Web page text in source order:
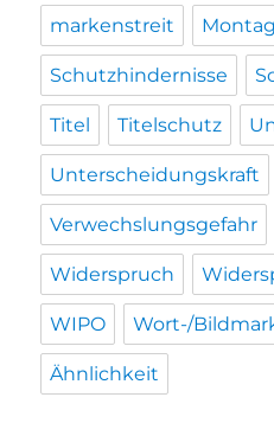
markenstreit Montag
Schutzhindernisse
Titel Titelschutz
Unterscheidungskraft
Verwechslungsgefahr
Widerspruch
WIPO Wort-/
Ähnlichkeit